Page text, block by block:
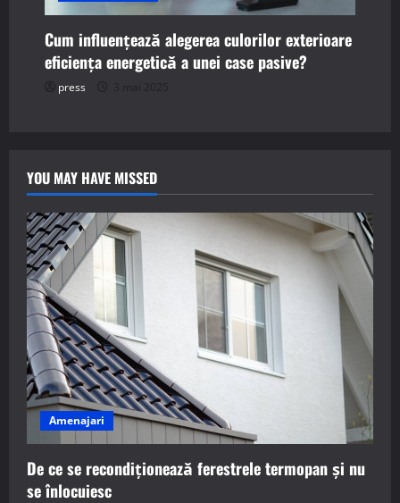
Cum influențează alegerea culorilor exterioare
eficiența energetică a unei case pasive?
press 3 mai 2025
YOU MAY HAVE MISSED
Amenajari
De ce se recondiționează ferestrele termopan și nu
se înlocuiesc